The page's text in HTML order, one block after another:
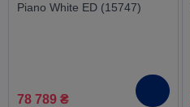
Piano White ED (15747)
78 789 ₴